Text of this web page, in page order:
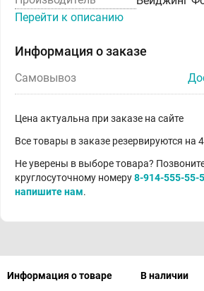
Перейти к описанию
Информация о заказе
Самовывоз
Цена актуальна при заказе на сайте
Все товары в заказе резервируются на
Не уверены в выборе товара?
круглосуточному номеру8-914-555-55-
напишите нам.
Информация о товаре В наличии